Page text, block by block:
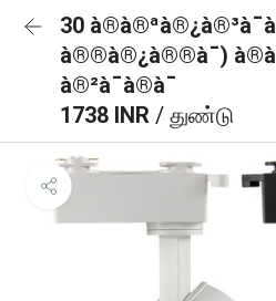
30
à®®à®¿à®®à¯)
à®²à¯à®à¯
1738 INR / துண்டு